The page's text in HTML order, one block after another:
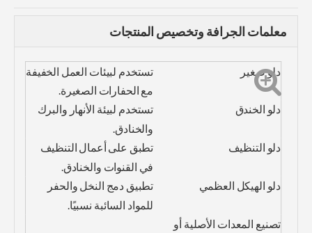
معلمات الجرافة وتخصيص المنتجات
دلو صغير
تستخدم لبيئات العمل الخفيفة
مع الحفارات الصغيرة.
دلو الخندق
تستخدم لبيئة الأنهار والبرك
والخنادق.
دلو التنظيف
تطبق على أعمال التنظيف
في القنوات والخنادق.
دلو الهيكل العظمي
تطبيق دمج النخل والحفر
للمواد السائبة نسبيًا.
تصنيع المعدات الأصلية أو